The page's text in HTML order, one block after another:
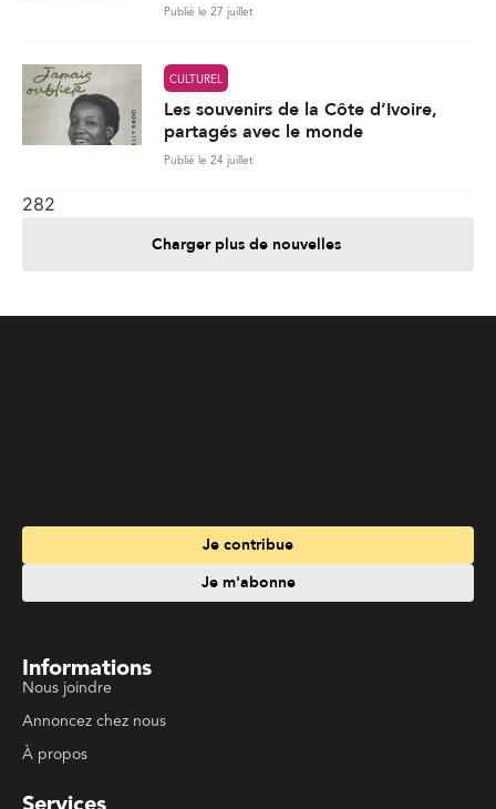
Publié le 27 juillet
CULTUREL
Les souvenirs de la Côte d’Ivoire,
partagés avec le monde
Publié le 24 juillet
282
Charger plus de nouvelles
Informations
Services
Travailler à La Liberté
Emplois en français